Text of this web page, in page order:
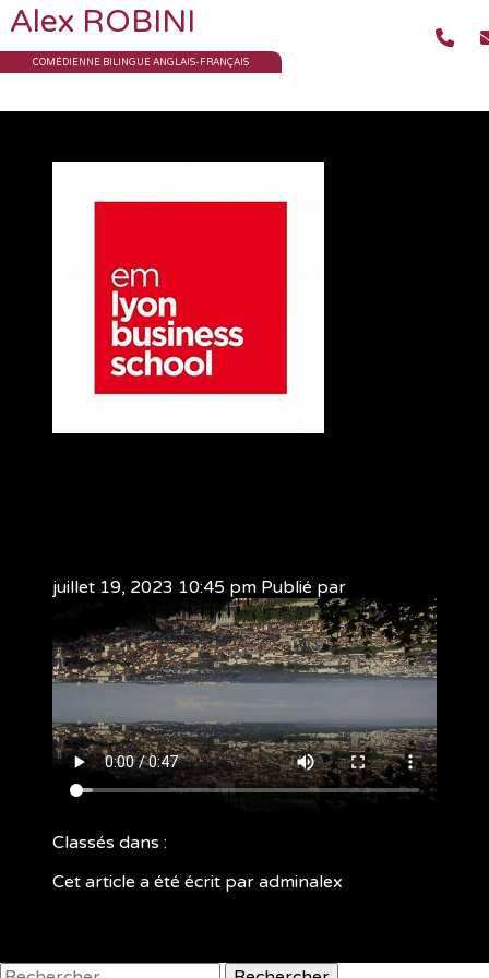
Alex ROBINI
COMÉDIENNE BILINGUE ANGLAIS-FRANÇAIS
juillet 19, 2023 10:45 pm Publié par
Classés dans :
Cet article a été écrit par adminalex